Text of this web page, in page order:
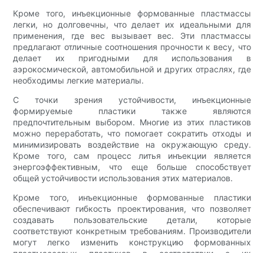
Кроме того, инъекционные формованные пластмассы
легки, но долговечны, что делает их идеальными для
применения, где вес вызывает вес. Эти пластмассы
предлагают отличные соотношения прочности к весу, что
делает их пригодными для использования в
аэрокосмической, автомобильной и других отраслях, где
необходимы легкие материалы.
С точки зрения устойчивости, инъекционные
формируемые пластики также являются
предпочтительным выбором. Многие из этих пластиков
можно переработать, что помогает сократить отходы и
минимизировать воздействие на окружающую среду.
Кроме того, сам процесс литья инъекции является
энергоэффективным, что еще больше способствует
общей устойчивости использования этих материалов.
Кроме того, инъекционные формованные пластики
обеспечивают гибкость проектирования, что позволяет
создавать пользовательские детали, которые
соответствуют конкретным требованиям. Производители
могут легко изменить конструкцию формованных